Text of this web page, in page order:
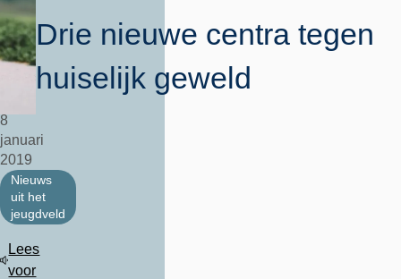
Drie nieuwe centra tegen
huiselijk geweld
8
januari
2019
Nieuws
uit het
jeugdveld
Lees
voor